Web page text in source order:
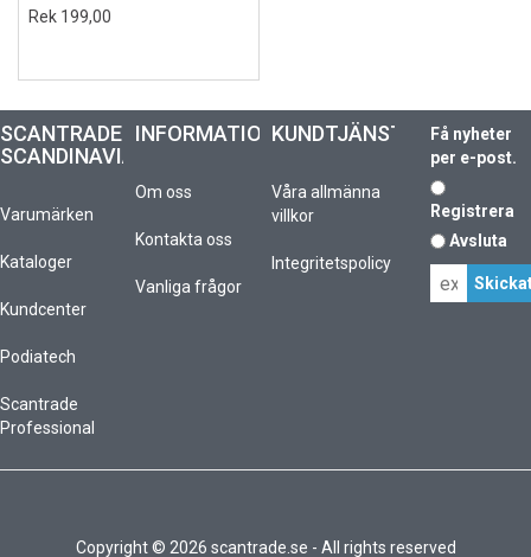
Rek 199,00
SCANTRADE
SCANDINAVIA
Varumärken
Kataloger
Kundcenter
Podiatech
Scantrade
Professional
INFORMATION
Om oss
Kontakta oss
Vanliga frågor
KUNDTJÄNST
Våra allmänna
villkor
Integritetspolicy
Få nyheter
per e-post.
Registrera
Avsluta
Copyright © 2026 scantrade.se - All rights reserved